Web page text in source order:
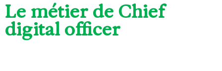
Le métier de Chief
digital officer